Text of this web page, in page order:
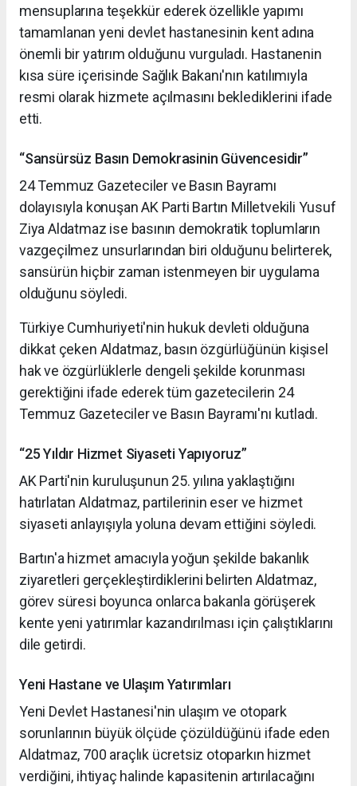
mensuplarına teşekkür ederek özellikle yapımı
tamamlanan yeni devlet hastanesinin kent adına
önemli bir yatırım olduğunu vurguladı. Hastanenin
kısa süre içerisinde Sağlık Bakanı'nın katılımıyla
resmi olarak hizmete açılmasını beklediklerini ifade
etti.
“Sansürsüz Basın Demokrasinin Güvencesidir”
24 Temmuz Gazeteciler ve Basın Bayramı
dolayısıyla konuşan AK Parti Bartın Milletvekili Yusuf
Ziya Aldatmaz ise basının demokratik toplumların
vazgeçilmez unsurlarından biri olduğunu belirterek,
sansürün hiçbir zaman istenmeyen bir uygulama
olduğunu söyledi.
Türkiye Cumhuriyeti'nin hukuk devleti olduğuna
dikkat çeken Aldatmaz, basın özgürlüğünün kişisel
hak ve özgürlüklerle dengeli şekilde korunması
gerektiğini ifade ederek tüm gazetecilerin 24
Temmuz Gazeteciler ve Basın Bayramı'nı kutladı.
“25 Yıldır Hizmet Siyaseti Yapıyoruz”
AK Parti'nin kuruluşunun 25. yılına yaklaştığını
hatırlatan Aldatmaz, partilerinin eser ve hizmet
siyaseti anlayışıyla yoluna devam ettiğini söyledi.
Bartın'a hizmet amacıyla yoğun şekilde bakanlık
ziyaretleri gerçekleştirdiklerini belirten Aldatmaz,
görev süresi boyunca onlarca bakanla görüşerek
kente yeni yatırımlar kazandırılması için çalıştıklarını
dile getirdi.
Yeni Hastane ve Ulaşım Yatırımları
Yeni Devlet Hastanesi'nin ulaşım ve otopark
sorunlarının büyük ölçüde çözüldüğünü ifade eden
Aldatmaz, 700 araçlık ücretsiz otoparkın hizmet
verdiğini, ihtiyaç halinde kapasitenin artırılacağını